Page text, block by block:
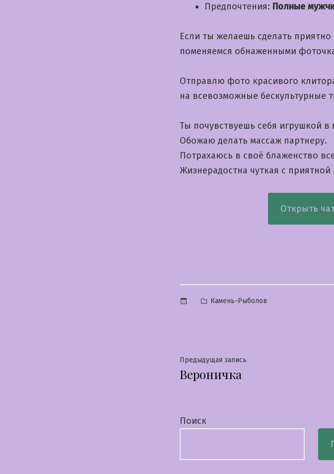
Предпочтения: Полные
Если ты желаешь сделать
поменяемся обнаженными
Отправлю фото красивого
на всевозможные бескультурные
Ты почувствуешь себя игрушкой в
Обожаю делать массаж партнеру.
Потрахаюсь в своё блаженство
Жизнерадостна чуткая с приятной
Открыть
Опубликовано
Камень-Рыболов
Навигация
по
Предыдущая запись
Вероничка
Поиск